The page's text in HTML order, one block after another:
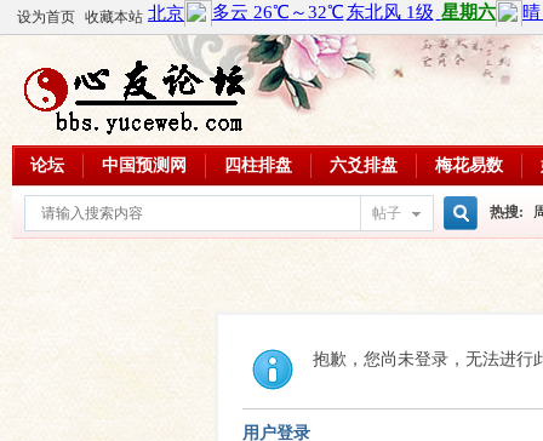
设为首页 收藏本站
论坛 中国预测网 四柱排盘 六爻排盘 梅花易数
帖子
索
热搜:
周易教
每日一
抱歉，您尚未登录，无法进行
用户登录